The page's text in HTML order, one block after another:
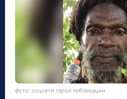
фото: соцсети героя публикации